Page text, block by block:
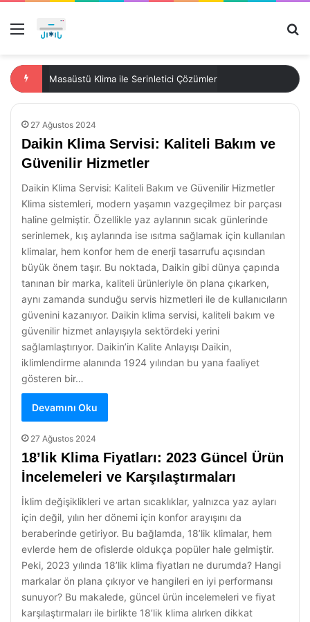
Menü
Masaüstü Klima ile Serinletici Çözümler
27 Ağustos 2024
Daikin Klima Servisi: Kaliteli Bakım ve
Güvenilir Hizmetler
Daikin Klima Servisi: Kaliteli Bakım ve Güvenilir Hizmetler
Klima sistemleri, modern yaşamın vazgeçilmez bir parçası
haline gelmiştir. Özellikle yaz aylarının sıcak günlerinde
serinlemek, kış aylarında ise ısıtma sağlamak için kullanılan
klimalar, hem konfor hem de enerji tasarrufu açısından
büyük önem taşır. Bu noktada, Daikin gibi dünya çapında
tanınan bir marka, kaliteli ürünleriyle ön plana çıkarken,
aynı zamanda sunduğu servis hizmetleri ile de kullanıcıların
güvenini kazanıyor. Daikin klima servisi, kaliteli bakım ve
güvenilir hizmet anlayışıyla sektördeki yerini
sağlamlaştırıyor. Daikin’in Kalite Anlayışı Daikin,
iklimlendirme alanında 1924 yılından bu yana faaliyet
gösteren bir…
Devamını Oku
27 Ağustos 2024
18’lik Klima Fiyatları: 2023 Güncel Ürün
İncelemeleri ve Karşılaştırmaları
İklim değişiklikleri ve artan sıcaklıklar, yalnızca yaz ayları
için değil, yılın her dönemi için konfor arayışını da
beraberinde getiriyor. Bu bağlamda, 18’lik klimalar, hem
evlerde hem de ofislerde oldukça popüler hale gelmiştir.
Peki, 2023 yılında 18’lik klima fiyatları ne durumda? Hangi
markalar ön plana çıkıyor ve hangileri en iyi performansı
sunuyor? Bu makalede, güncel ürün incelemeleri ve fiyat
karşılaştırmaları ile birlikte 18’lik klima alırken dikkat